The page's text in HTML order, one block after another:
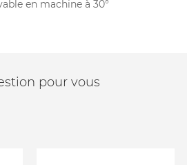
en machine à 30°
pour vous